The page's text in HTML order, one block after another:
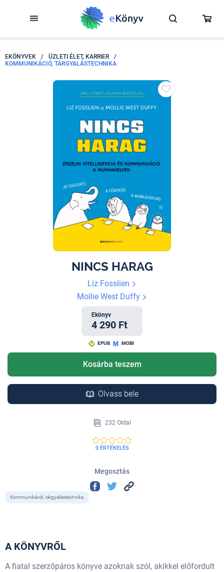
EKÖNYVEK / ÜZLETI ÉLET, KARRIER
/
KOMMUNIKÁCIÓ, TÁRGYALÁSTECHNIKA
NINCS HARAG
Liz Fosslien
Mollie West Duffy
Ekönyv
4 290 Ft
EPUB MOBI
Kosárba teszem
Olvass bele
232 Oldal
0 ÉRTÉKELÉS
Megosztás
Kommunikáció, tárgyalástechnika
A KÖNYVRŐL
A fiatal szerzőpáros könyve azoknak szól, akikkel előfordult